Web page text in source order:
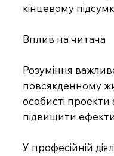
кінцевому
Вплив на читача
Розуміння
повсякденному
особисті
підвищити
У професійній